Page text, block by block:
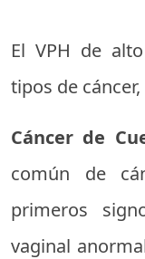
El VPH de
tipos de
Cáncer de
común de
primeros
vaginal